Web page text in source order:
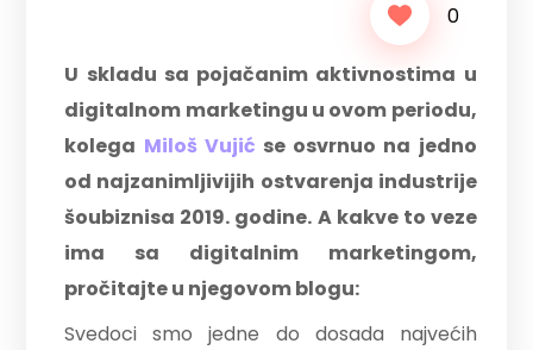
0
U skladu sa pojačanim aktivnostima u
digitalnom marketingu u ovom periodu,
kolega Miloš Vujić se osvrnuo na jedno
od najzanimljivijih ostvarenja industrije
šoubiznisa 2019. godine. A kakve to veze
ima sa digitalnim marketingom,
pročitajte u njegovom blogu:
Svedoci smo jedne do dosada najvećih